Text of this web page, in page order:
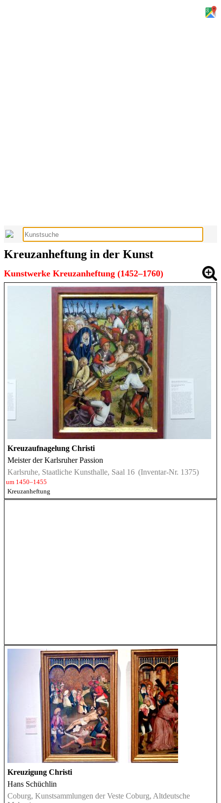
Kreuzanheftung in der Kunst
Kunstwerke Kreuzanheftung (1452–1760)
Kreuzaufnagelung Christi
Meister der Karlsruher Passion
Karlsruhe, Staatliche Kunsthalle, Saal 16 (Inventar-Nr. 1375)
um 1450–1455
Kreuzanheftung
Kreuzigung Christi
Hans Schüchlin
Coburg, Kunstsammlungen der Veste Coburg, Altdeutsche